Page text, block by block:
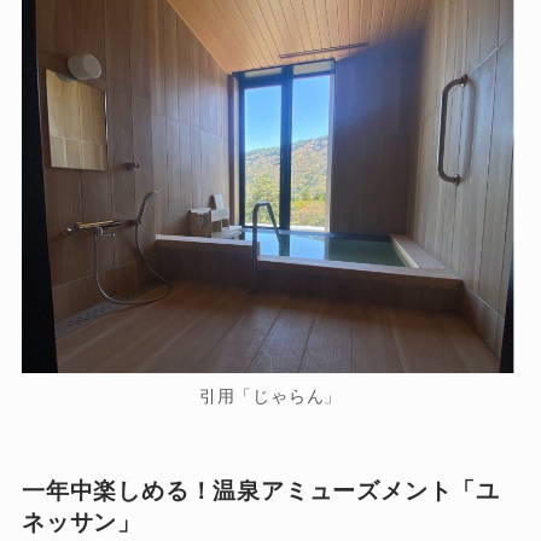
引用「じゃらん」
一年中楽しめる！温泉アミューズメント「ユ
ネッサン」